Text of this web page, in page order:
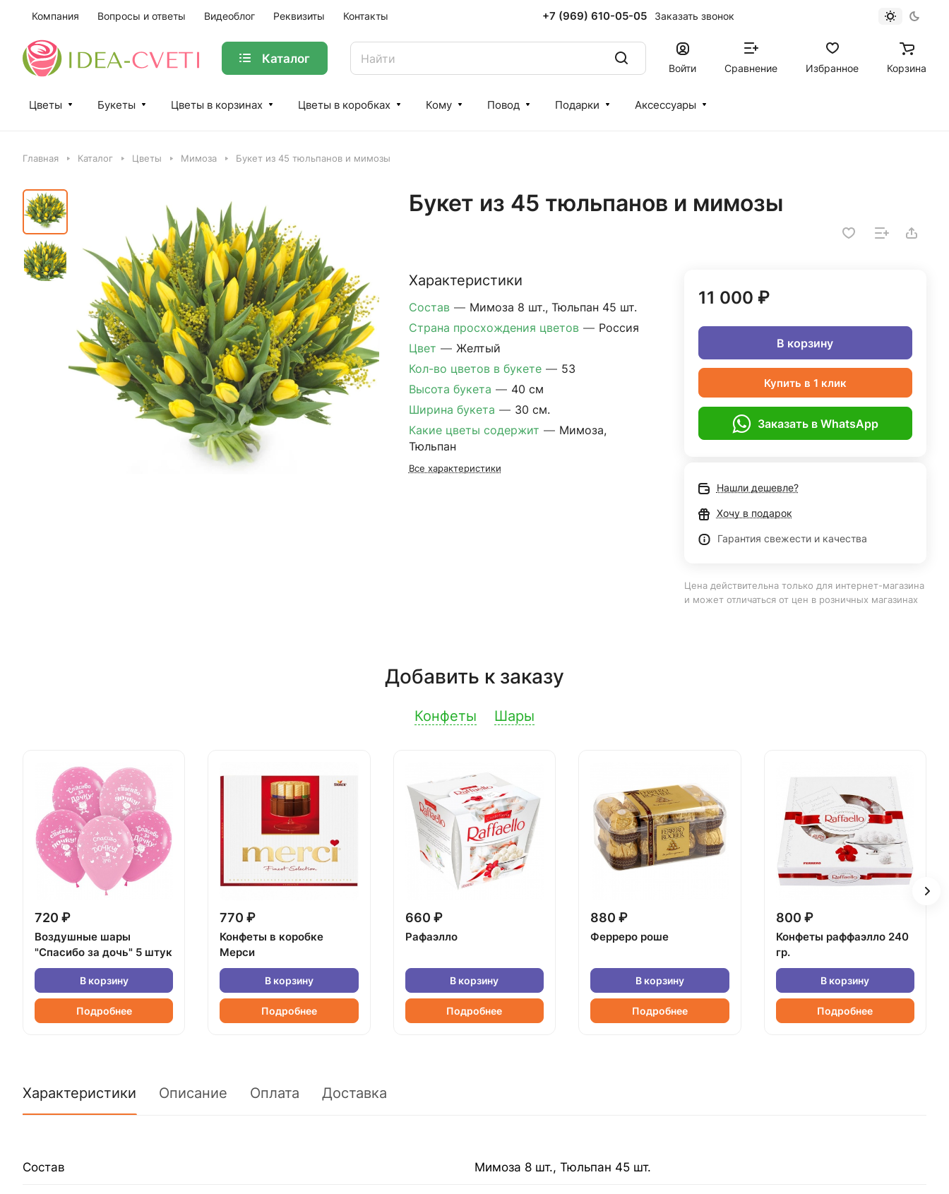
Компания Вопросы и ответы Видеоблог Реквизиты Контакты +7 (969) 610-05-05 Заказать звонок
Каталог
Войти Сравнение Избранное Корзина
Цветы Букеты Цветы в корзинах Цветы в коробках Кому Повод Подарки Аксессуары
Главная Каталог Цветы Мимоза Букет из 45 тюльпанов и мимозы
Букет из 45 тюльпанов и мимозы
Характеристики
Состав — Мимоза 8 шт., Тюльпан 45 шт.
Страна просхождения цветов — Россия
Цвет — Желтый
Кол-во цветов в букете — 53
Высота букета — 40 см
Ширина букета — 30 см.
Какие цветы содержит — Мимоза,
Тюльпан
Все характеристики
11 000 ₽
В корзину
Купить в 1 клик
Заказать в WhatsApp
Нашли дешевле?
Хочу в подарок
Гарантия свежести и качества
Цена действительна только для интернет-магазина
и может отличаться от цен в розничных магазинах
Добавить к заказу
Конфеты Шары
720 ₽
Воздушные шары
"Спасибо за дочь" 5 штук
В корзину
Подробнее
770 ₽
Конфеты в коробке
Мерси
В корзину
Подробнее
660 ₽
Рафаэлло
В корзину
Подробнее
880 ₽
Ферреро роше
В корзину
Подробнее
800 ₽
Конфеты раффаэлло 240
гр.
В корзину
Подробнее
Характеристики Описание Оплата Доставка
Состав Мимоза 8 шт., Тюльпан 45 шт.